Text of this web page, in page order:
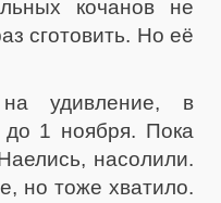
кочанов не
сготовить. Но её
удивление, в
до 1 ноября. Пока
насолили.
но тоже хватило.